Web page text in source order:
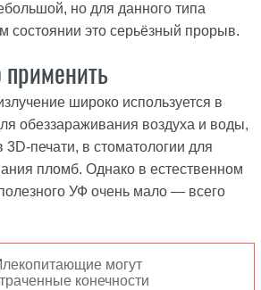
но для данного типа
состоянии это серьёзный прорыв.
широко используется в
обеззараживания воздуха и воды,
печати, в стоматологии для
пломб. Однако в естественном
УФ очень мало — всего
могут
конечности